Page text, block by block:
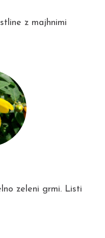
z majhnimi
zeleni grmi. Listi